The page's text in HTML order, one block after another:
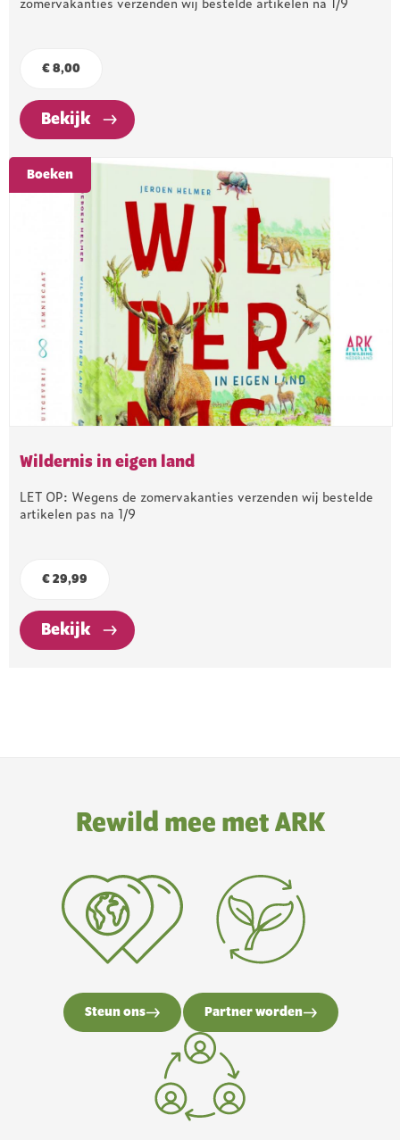
€ 8,00
Bekijk
Boeken
Wildernis in eigen land
LET OP: Wegens de zomervakanties verzenden wij bestelde
artikelen pas na 1/9
€ 29,99
Bekijk
Rewild mee met ARK
Steun ons Partner worden